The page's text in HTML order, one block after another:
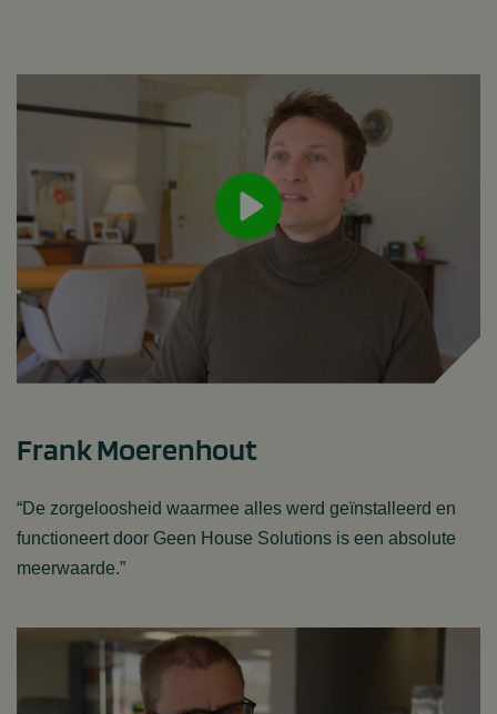
Frank Moerenhout
“De zorgeloosheid waarmee alles werd geïnstalleerd en
functioneert door Geen House Solutions is een absolute
meerwaarde.”